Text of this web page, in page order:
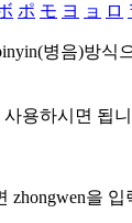
ポ モ ヨ ョ ロ
병음)방식
용하시면 됩
zhongwen을 입